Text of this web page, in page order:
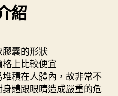
紹
囊的形狀
上比較便宜
積在人體內，故非常不
體跟眼睛造成嚴重的危